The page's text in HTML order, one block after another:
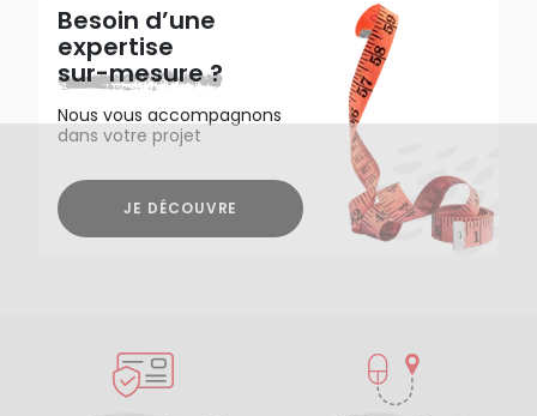
Besoin d’une
expertise
sur-mesure ?
Nous vous accompagnons
dans votre projet
JE DÉCOUVRE